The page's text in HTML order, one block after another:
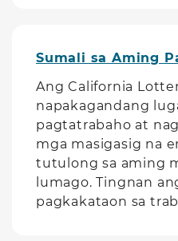
Sumali sa Aming
Ang California
napakagandang
pagtatrabaho at
mga masigasig na
tutulong sa aming
lumago. Tingnan
pagkakataon sa